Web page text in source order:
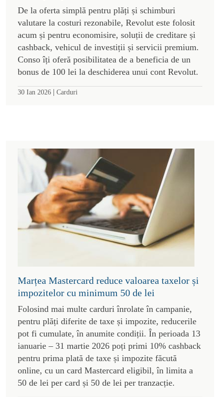
De la oferta simplă pentru plăți și schimburi
valutare la costuri rezonabile, Revolut este folosit
acum și pentru economisire, soluții de creditare și
cashback, vehicul de investiții și servicii premium.
Conso îți oferă posibilitatea de a beneficia de un
bonus de 100 lei la deschiderea unui cont Revolut.
30 Ian 2026 | Carduri
Marțea Mastercard reduce valoarea taxelor și
impozitelor cu minimum 50 de lei
Folosind mai multe carduri înrolate în campanie,
pentru plăți diferite de taxe și impozite, reducerile
pot fi cumulate, în anumite condiții. În perioada 13
ianuarie – 31 martie 2026 poți primi 10% cashback
pentru prima plată de taxe și impozite făcută
online, cu un card Mastercard eligibil, în limita a
50 de lei per card și 50 de lei per tranzacție.